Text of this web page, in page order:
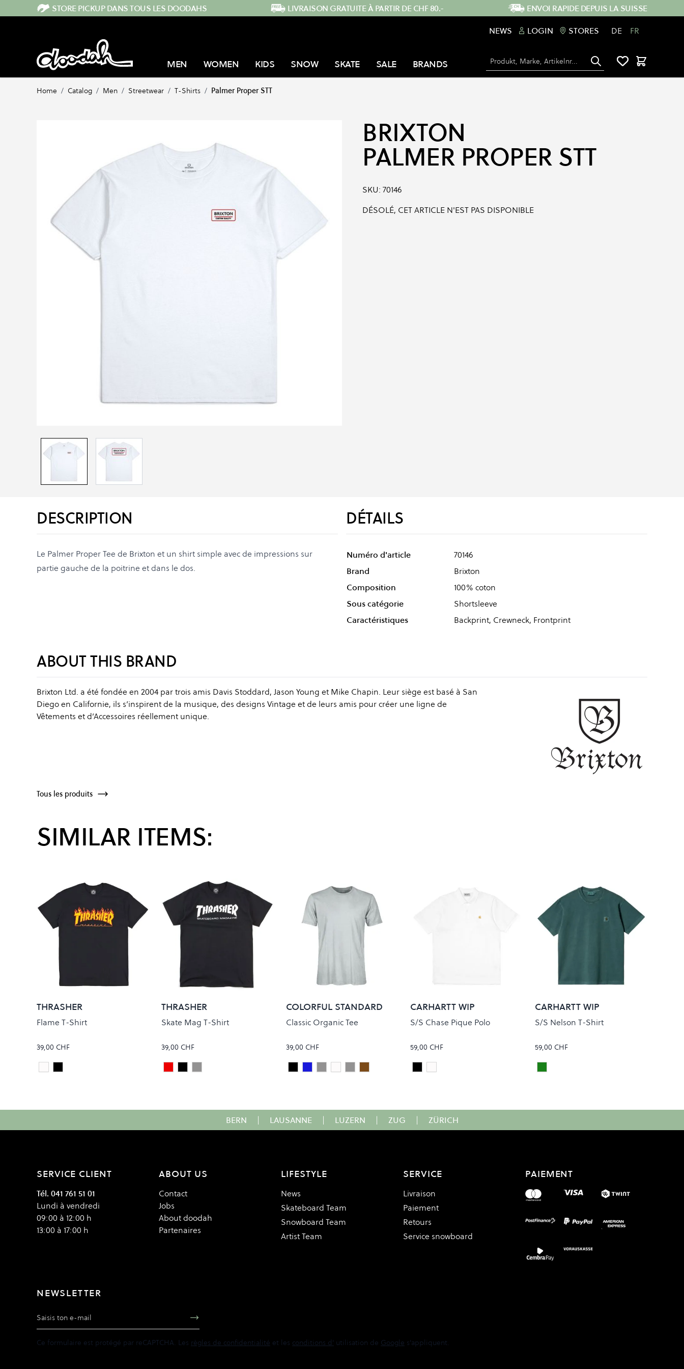
Skip to ContentSTORE PICKUP DANS TOUS LES DOODAHS LIVRAISON GRATUITE À PARTIR DE CHF 80.-
ENVOI RAPIDE DEPUIS LA SUISSE
NEWS
LOGIN STORES DE FR
MEN WOMEN KIDS SNOW SKATE SALE BRANDS Chercher Panier
Home / Catalog / Men / Streetwear / T-Shirts / Palmer Proper STT
BRIXTON
PALMER PROPER STT
SKU: 70146
DÉSOLÉ, CET ARTICLE N'EST PAS DISPONIBLE
DESCRIPTION
Le Palmer Proper Tee de Brixton et un shirt simple avec de impressions sur
partie gauche de la poitrine et dans le dos.
DÉTAILS
Numéro d'article
70146
Brand
Brixton
Composition
100% coton
Sous catégorie
Shortsleeve
Caractéristiques
Backprint, Crewneck, Frontprint
ABOUT THIS BRAND
Brixton Ltd. a été fondée en 2004 par trois amis Davis Stoddard, Jason Young et Mike Chapin. Leur siège est basé à San
Diego en Californie, ils s’inspirent de la musique, des designs Vintage et de leurs amis pour créer une ligne de
Vêtements et d’Accessoires réellement unique.
Tous les produits
SIMILAR ITEMS:
THRASHER
Flame T-Shirt
39,00 CHF
Colour
WhiteBlack
THRASHER
Skate Mag T-Shirt
39,00 CHF
Colour
Maroon
BlackGrey
COLORFUL STANDARD
Classic Organic Tee
39,00 CHF
Colour
Deep Black
Steel Blue
FADED GREY
OPTICAL WHITE
SNOW MELANGE
MISTY BROWN
CARHARTT WIP
S/S Chase Pique Polo
59,00 CHF
Colour
Black/Gold
White/Gold
CARHARTT WIP
S/S Nelson T-Shirt
59,00 CHF
Colour
BOTANIC
BERN | LAUSANNE | LUZERN | ZUG | ZÜRICH
SERVICE CLIENT
Tél. 041 761 51 01
Lundi à vendredi
09:00 à 12:00 h
13:00 à 17:00 h
ABOUT US
Contact
Jobs
About doodah
Partenaires
LIFESTYLE
News
Skateboard Team
Snowboard Team
Artist Team
SERVICE
Livraison
Paiement
Retours
Service snowboard
PAIEMENT
NEWSLETTER
Adresse e-mail
Ce formulaire est protégé par reCAPTCHA. Les règles de confidentialité et les conditions d' utilisation de Google s'appliquent.